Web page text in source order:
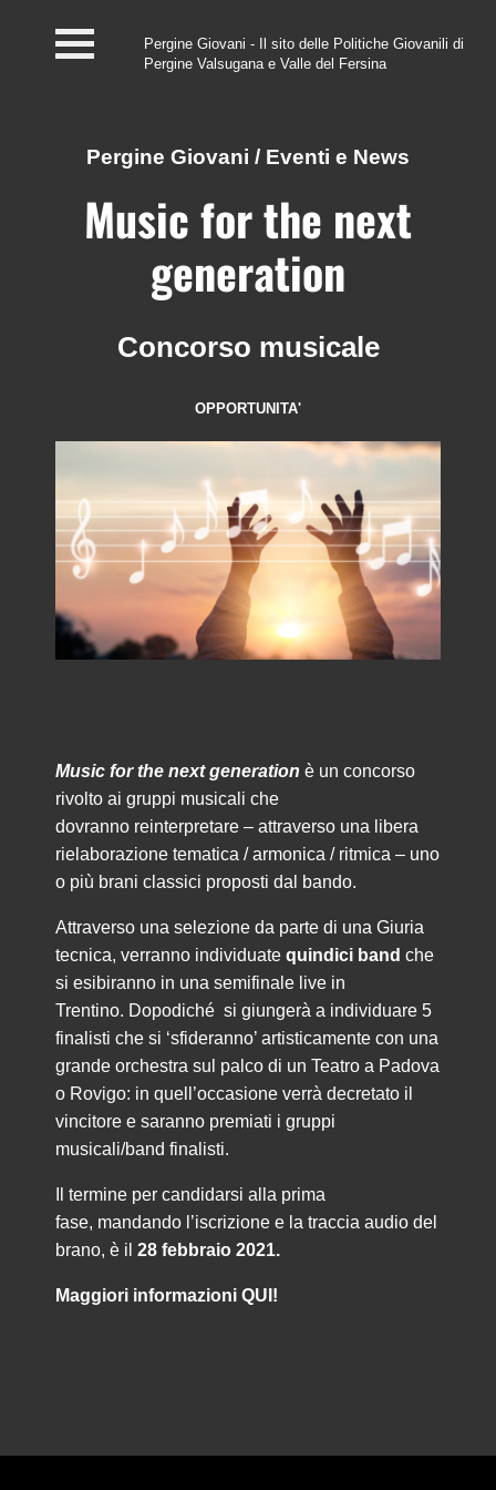
#InfoPoint
Centro #Kairos
PGZ Pergine e Valle
del Fersina
Eventi e News
Pergine Giovani - Il sito delle Politiche Giovanili di
Pergine Valsugana e Valle del Fersina
Pergine Giovani / Eventi e News
Music for the next
generation
Concorso musicale
OPPORTUNITA'
Music for the next generation è un concorso
rivolto ai gruppi musicali che
dovranno reinterpretare – attraverso una libera
rielaborazione tematica / armonica / ritmica – uno
o più brani classici proposti dal bando.
Attraverso una selezione da parte di una Giuria
tecnica, verranno individuate quindici band che
si esibiranno in una semifinale live in
Trentino. Dopodiché si giungerà a individuare 5
finalisti che si ‘sfideranno’ artisticamente con una
grande orchestra sul palco di un Teatro a Padova
o Rovigo: in quell’occasione verrà decretato il
vincitore e saranno premiati i gruppi
musicali/band finalisti.
Il termine per candidarsi alla prima
fase, mandando l’iscrizione e la traccia audio del
brano, è il 28 febbraio 2021.
Maggiori informazioni QUI!